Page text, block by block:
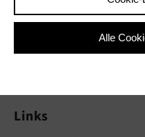
Alle
Zurück|Übersicht
ÉRMA Ensemble
Links